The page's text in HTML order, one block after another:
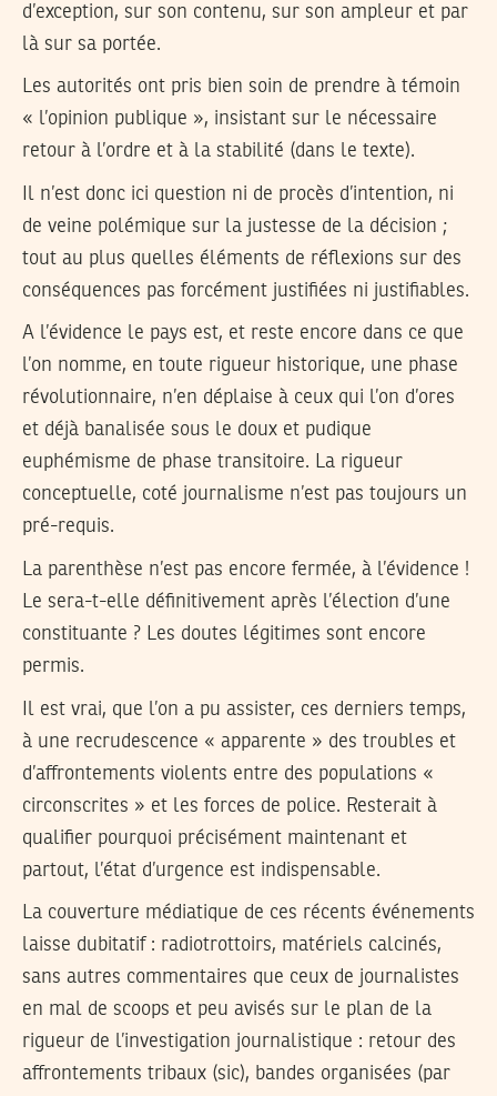
d’exception, sur son contenu, sur son ampleur et par
là sur sa portée.
Les autorités ont pris bien soin de prendre à témoin
« l’opinion publique », insistant sur le nécessaire
retour à l’ordre et à la stabilité (dans le texte).
Il n’est donc ici question ni de procès d’intention, ni
de veine polémique sur la justesse de la décision ;
tout au plus quelles éléments de réflexions sur des
conséquences pas forcément justifiées ni justifiables.
A l’évidence le pays est, et reste encore dans ce que
l’on nomme, en toute rigueur historique, une phase
révolutionnaire, n’en déplaise à ceux qui l’on d’ores
et déjà banalisée sous le doux et pudique
euphémisme de phase transitoire. La rigueur
conceptuelle, coté journalisme n’est pas toujours un
pré-requis.
La parenthèse n’est pas encore fermée, à l’évidence !
Le sera-t-elle définitivement après l’élection d’une
constituante ? Les doutes légitimes sont encore
permis.
Il est vrai, que l’on a pu assister, ces derniers temps,
à une recrudescence « apparente » des troubles et
d’affrontements violents entre des populations «
circonscrites » et les forces de police. Resterait à
qualifier pourquoi précisément maintenant et
partout, l’état d’urgence est indispensable.
La couverture médiatique de ces récents événements
laisse dubitatif : radiotrottoirs, matériels calcinés,
sans autres commentaires que ceux de journalistes
en mal de scoops et peu avisés sur le plan de la
rigueur de l’investigation journalistique : retour des
affrontements tribaux (sic), bandes organisées (par